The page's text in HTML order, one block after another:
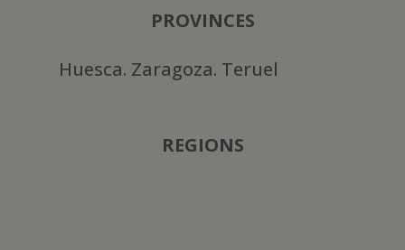
PROVINCES
Huesca. Zaragoza. Teruel
REGIONS